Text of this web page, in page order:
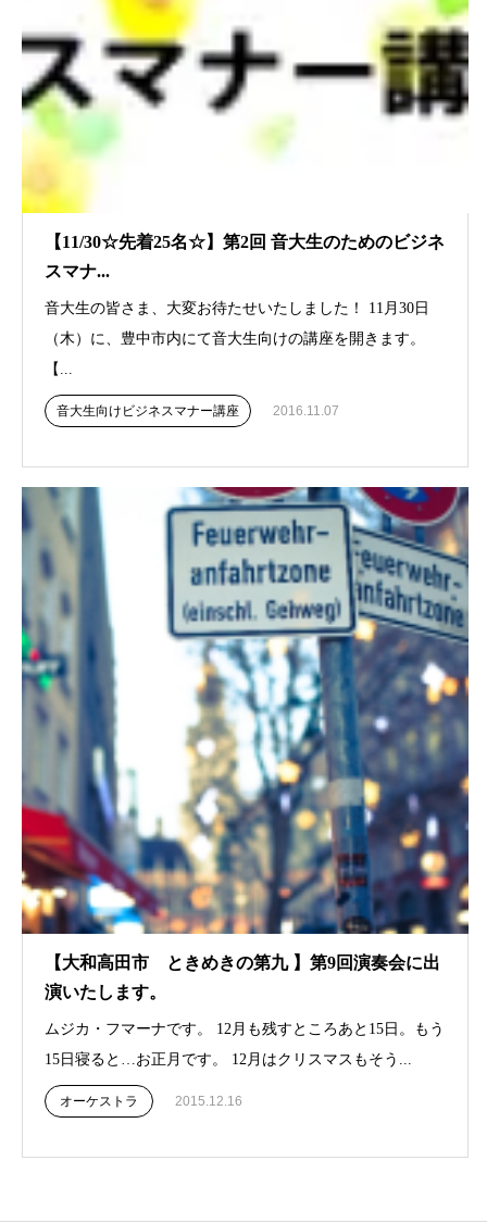
【11/30☆先着25名☆】第2回 音大生のためのビジネ
スマナ...
音大生の皆さま、大変お待たせいたしました！ 11月30日
（木）に、豊中市内にて音大生向けの講座を開きます。
【...
音大生向けビジネスマナー講座 2016.11.07
【大和高田市 ときめきの第九 】第9回演奏会に出
演いたします。
ムジカ・フマーナです。 12月も残すところあと15日。もう
15日寝ると…お正月です。 12月はクリスマスもそう...
オーケストラ 2015.12.16